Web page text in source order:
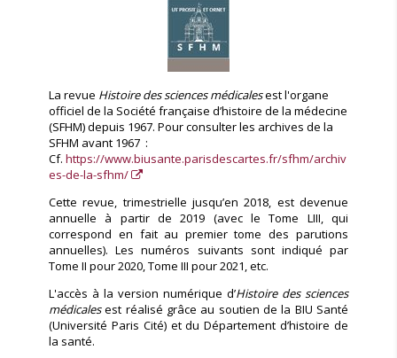
La revue Histoire des sciences médicalesest l'organe
officiel de la Société française d’histoire de la médecine
(SFHM) depuis 1967. Pour consulter les archives de la
SFHM avant 1967 :
Cf.https://www.biusante.parisdescartes.fr/sfhm/archiv
es-de-la-sfhm/
Cette revue, trimestrielle jusqu’en 2018, est devenue
annuelle à partir de 2019 (avec le Tome LIII, qui
correspond en fait au premier tome des parutions
annuelles). Les numéros suivants sont indiqué par
Tome II pour 2020, Tome III pour 2021, etc.
L'accès à la version numérique d’Histoire des sciences
médicalesest réalisé grâce au soutien de la BIU Santé
(Université Paris Cité) et du Département d’histoire de
la santé.